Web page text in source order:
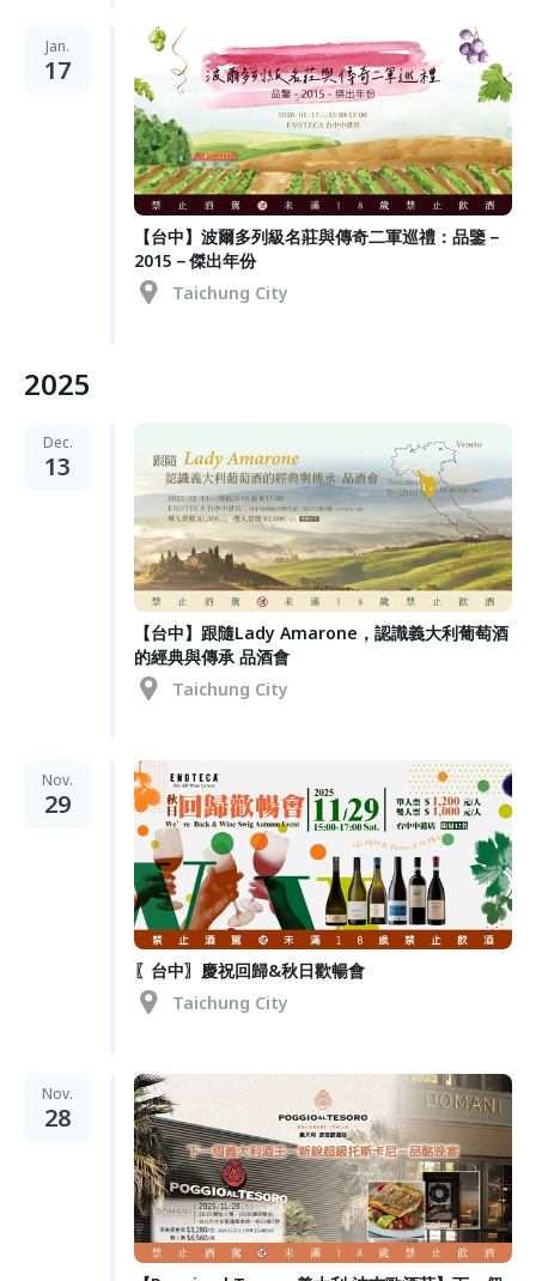
Jan.
17
【台中】波爾多列級名莊與傳奇二軍巡禮：品鑒－
2015－傑出年份
Taichung City
2025
Dec.
13
【台中】跟隨Lady Amarone，認識義大利葡萄酒
的經典與傳承 品酒會
Taichung City
Nov.
29
〖台中〗慶祝回歸&秋日歡暢會
Taichung City
Nov.
28